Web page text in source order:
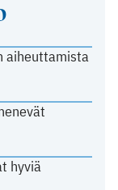
aiheuttamista
hyviä